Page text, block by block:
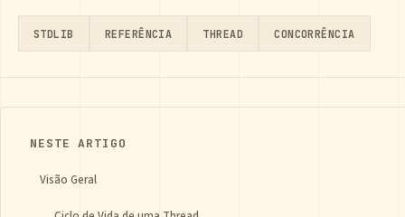
STDLIB REFERÊNCIA THREAD CONCORRÊNCIA
NESTE ARTIGO
Visão Geral